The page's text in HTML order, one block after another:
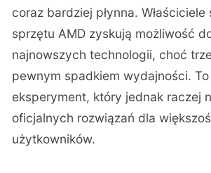
coraz bardziej płynna.
sprzętu AMD zyskują możliwość
najnowszych technologii, choć
pewnym spadkiem wydajności.
eksperyment, który jednak raczej
oficjalnych rozwiązań dla
użytkowników.